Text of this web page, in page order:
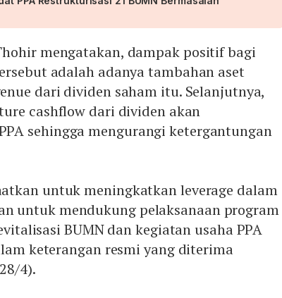
mengatakan, dampak positif bagi
adalah adanya tambahan aset
dari dividen saham itu. Selanjutnya,
cashflow dari dividen akan
sehingga mengurangi ketergantungan
untuk meningkatkan leverage dalam
untuk mendukung pelaksanaan program
BUMN dan kegiatan usaha PPA
keterangan resmi yang diterima
4).